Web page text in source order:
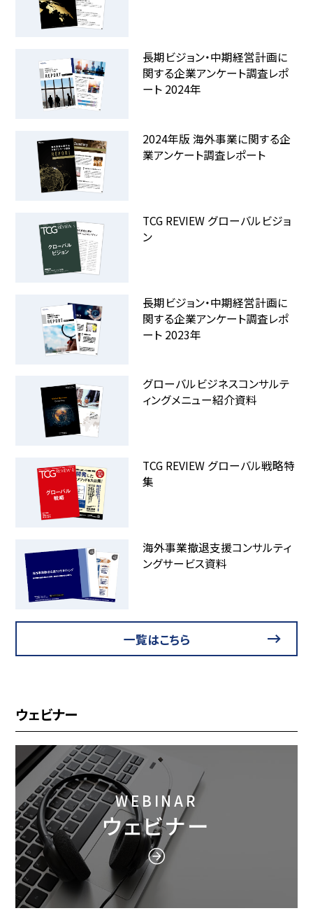
長期ビジョン・中期経営計画に
関する企業アンケート調査レポ
ート 2024年
2024年版 海外事業に関する企
業アンケート調査レポート
TCG REVIEW グローバルビジョ
ン
長期ビジョン・中期経営計画に
関する企業アンケート調査レポ
ート 2023年
グローバルビジネスコンサルテ
ィングメニュー紹介資料
TCG REVIEW グローバル戦略特
集
海外事業撤退支援コンサルティ
ングサービス資料
一覧はこちら
ウェビナー
WEBINAR
ウェビナー